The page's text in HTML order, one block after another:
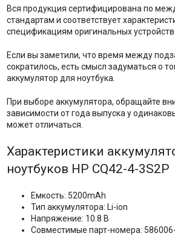
Вся продукция сертифицирована по
стандартам и соответствует
спецификациям оригинальных устройств.
Если вы заметили, что время между
сократилось, есть смысл задуматься о
аккумулятор для ноутбука.
При выборе аккумулятора, обращайте
зависимости от года выпуска у
может отличаться.
Характеристики
ноутбуков HP CQ42-4-3S2P
Емкость: 5200mAh
Тип аккумулятора: Li-ion
Напряжение: 10.8 В
Совместимые парт-номера: